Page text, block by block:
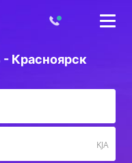
Красноярск
KJA